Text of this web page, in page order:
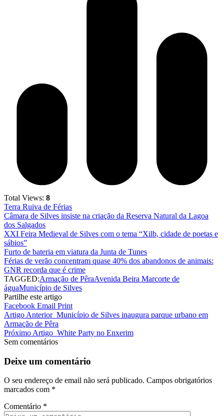
Total Views: 8
Terra Ruiva de Férias
Câmara de Silves insiste na criação da Reserva Natural da Lagoa
dos Salgados
XXI Feira Medieval de Silves com o tema “Xilb, cidade de poetas e
sábios”
Furto de bateria em viatura da Junta de Tunes
Férias de verão concentram quase 40% dos abandonos de animais:
GNR recorda que é crime
TAGGED:Armação de PêraAvenida Beira Marcorte de
águaMunicípio de Silves
Partilhe este artigo
Facebook Email Print
Artigo Anterior Município de Silves inaugura parque urbano em
Armação de Pêra
Próximo Artigo White Party no Enxerim
Sem comentários
Deixe um comentário
O seu endereço de email não será publicado. Campos obrigatórios
marcados com *
Comentário *